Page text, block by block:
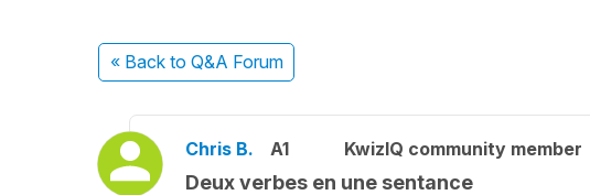
« Back to Q&A Forum
Chris B. A1 KwizIQ community member
Deux verbes en une sentance